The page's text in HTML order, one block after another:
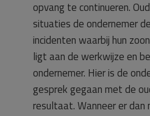
opvang te continueren.
situaties de ondernemer
incidenten waarbij hun
ligt aan de werkwijze en
ondernemer. Hier is de
gesprek gegaan met de
resultaat. Wanneer er